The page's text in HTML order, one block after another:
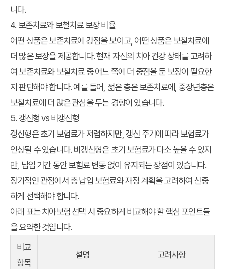
니다.
4. 보존치료와 보철치료 보장 비율
어떤 상품은 보존치료에 강점을 보이고, 어떤 상품은 보철치료에
더 많은 보장을 제공합니다. 현재 자신의 치아 건강 상태를 고려하
여 보존치료와 보철치료 중 어느 쪽에 더 중점을 둔 보장이 필요한
지 판단해야 합니다. 예를 들어, 젊은 층은 보존치료에, 중장년층은
보철치료에 더 많은 관심을 두는 경향이 있습니다.
5. 갱신형 vs 비갱신형
갱신형은 초기 보험료가 저렴하지만, 갱신 주기에 따라 보험료가
인상될 수 있습니다. 비갱신형은 초기 보험료가 다소 높을 수 있지
만, 납입 기간 동안 보험료 변동 없이 유지되는 장점이 있습니다.
장기적인 관점에서 총 납입 보험료와 재정 계획을 고려하여 신중
하게 선택해야 합니다.
아래 표는 치아보험 선택 시 중요하게 비교해야 할 핵심 포인트들
을 요약한 것입니다.
비교
항목
설명 고려사항